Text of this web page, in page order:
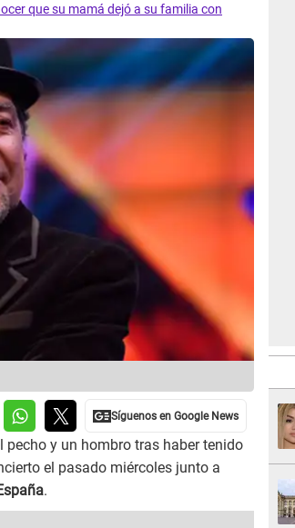
que su mamá dejó a su familia con
y un hombro tras haber tenido
el pasado miércoles junto a
.